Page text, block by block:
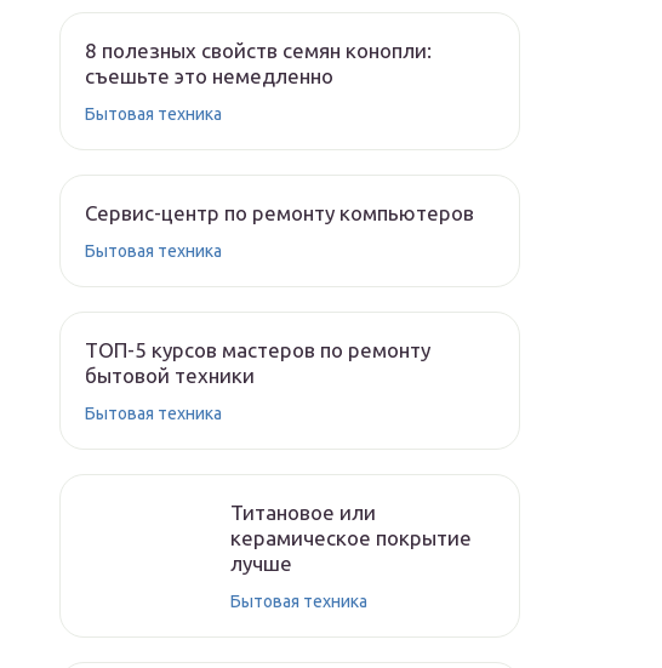
8 полезных свойств семян конопли:
съешьте это немедленно
Бытовая техника
Сервис-центр по ремонту компьютеров
Бытовая техника
ТОП-5 курсов мастеров по ремонту
бытовой техники
Бытовая техника
Титановое или
керамическое покрытие
лучше
Бытовая техника